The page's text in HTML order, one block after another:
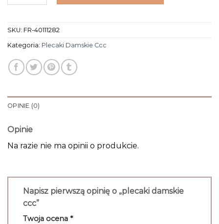
SKU: FR-40111282
Kategoria: Plecaki Damskie Ccc
OPINIE (0)
Opinie
Na razie nie ma opinii o produkcie.
Napisz pierwszą opinię o „plecaki damskie
ccc”
Twoja ocena *